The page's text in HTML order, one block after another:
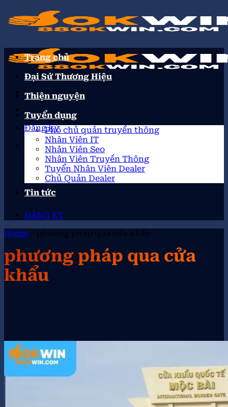
Đăng ký
Trang chủ
Đại Sứ Thương Hiệu
Thiện nguyện
Tuyển dụng
Phó chủ quản truyền thông
Nhân Viên IT
Nhân Viên Seo
Nhân Viên Truyền Thông
Tuyển Nhân Viên Dealer
Chủ Quản Dealer
Tin tức
ĐĂNG KÝ
Home - phương pháp qua cửa khẩu
phương pháp qua cửa
khẩu